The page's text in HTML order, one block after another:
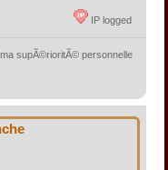
IP logged
supÃ©rioritÃ© personnelle